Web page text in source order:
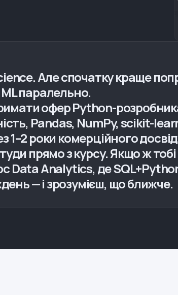
Але спочатку краще
паралельно.
офер Python-
Pandas, NumPy, scikit-
1–2 роки комерційного
прямо з курсу. Якщо ж
Data Analytics, де
— і зрозумієш, що ближче.